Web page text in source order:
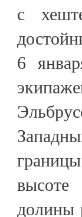
с
6
высоте
долины